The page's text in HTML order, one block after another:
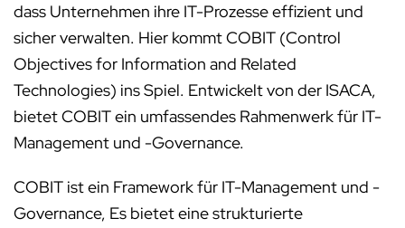
dass Unternehmen ihre IT-Prozesse effizient und
sicher verwalten. Hier kommt COBIT (Control
Objectives for Information and Related
Technologies) ins Spiel. Entwickelt von der ISACA,
bietet COBIT ein umfassendes Rahmenwerk für IT-
Management und -Governance.
COBIT ist ein Framework für IT-Management und -
Governance, Es bietet eine strukturierte